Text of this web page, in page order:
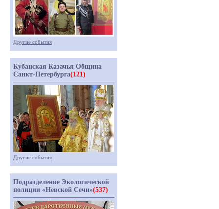
Другие события
Кубанская Казачья Община
Санкт-Петербурга(121)
Другие события
Подразделение Экологической
полиции «Невской Сечи»(537)